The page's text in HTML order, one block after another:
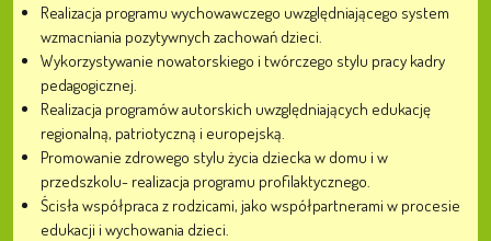
Realizacja programu wychowawczego uwzględniającego system
wzmacniania pozytywnych zachowań dzieci.
Wykorzystywanie nowatorskiego i twórczego stylu pracy kadry
pedagogicznej.
Realizacja programów autorskich uwzględniających edukację
regionalną, patriotyczną i europejską.
Promowanie zdrowego stylu życia dziecka w domu i w
przedszkolu- realizacja programu profilaktycznego.
Ścisła współpraca z rodzicami, jako współpartnerami w procesie
edukacji i wychowania dzieci.